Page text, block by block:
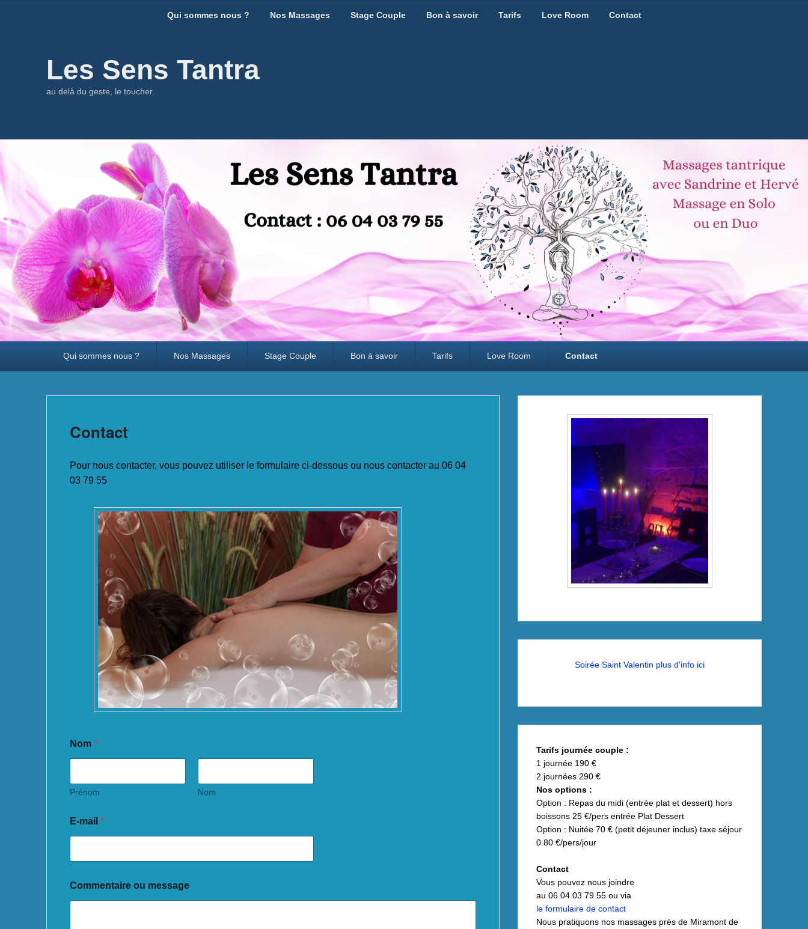
Qui sommes nous ? Nos Massages Stage Couple Bon à savoir Tarifs Love Room Contact
Les Sens Tantra
au delà du geste, le toucher.
Qui sommes nous ? Nos Massages Stage Couple Bon à savoir Tarifs Love Room Contact
Contact
Pour nous contacter, vous pouvez utiliser le formulaire ci-dessous ou nous contacter au 06 04
03 79 55
Nom *
Prénom Nom
E-mail *
Commentaire ou message
Soirée Saint Valentin plus d'info ici
Tarifs journée couple :
1 journée 190 €
2 journées 290 €
Nos options :
Option : Repas du midi (entrée plat et dessert) hors
boissons 25 €/pers entrée Plat Dessert
Option : Nuitée 70 € (petit déjeuner inclus) taxe séjour
0.80 €/pers/jour
Contact
Vous pouvez nous joindre
au 06 04 03 79 55 ou via
le formulaire de contact
Nous pratiquons nos massages près de Miramont de